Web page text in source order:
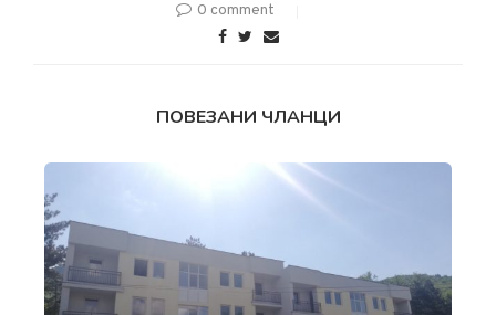
0 comment
ПОВЕЗАНИ ЧЛАНЦИ